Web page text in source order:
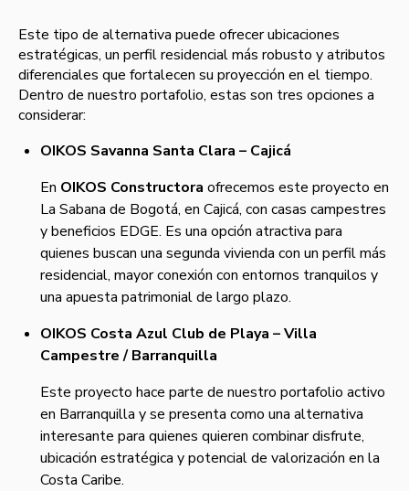
Este tipo de alternativa puede ofrecer ubicaciones
estratégicas, un perfil residencial más robusto y atributos
diferenciales que fortalecen su proyección en el tiempo.
Dentro de nuestro portafolio, estas son tres opciones a
considerar:
OIKOS Savanna Santa Clara – Cajicá
En OIKOS Constructora ofrecemos este proyecto en
La Sabana de Bogotá, en Cajicá, con casas campestres
y beneficios EDGE. Es una opción atractiva para
quienes buscan una segunda vivienda con un perfil más
residencial, mayor conexión con entornos tranquilos y
una apuesta patrimonial de largo plazo.
OIKOS Costa Azul Club de Playa – Villa
Campestre / Barranquilla
Este proyecto hace parte de nuestro portafolio activo
en Barranquilla y se presenta como una alternativa
interesante para quienes quieren combinar disfrute,
ubicación estratégica y potencial de valorización en la
Costa Caribe.